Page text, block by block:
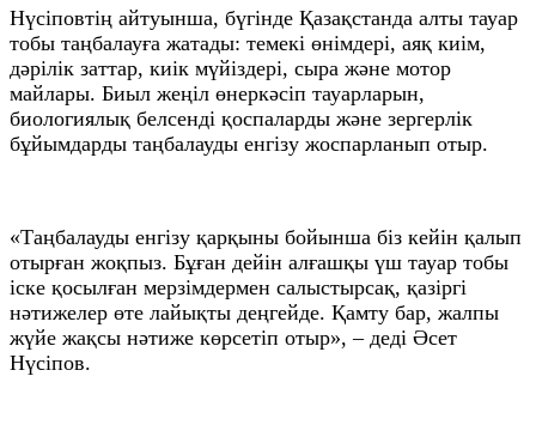
Нүсіповтің айтуынша, бүгінде Қазақстанда алты тауар
тобы таңбалауға жатады: темекі өнімдері, аяқ киім,
дәрілік заттар, киік мүйіздері, сыра және мотор
майлары. Биыл жеңіл өнеркәсіп тауарларын,
биологиялық белсенді қоспаларды және зергерлік
бұйымдарды таңбалауды енгізу жоспарланып отыр.
«Таңбалауды енгізу қарқыны бойынша біз кейін қалып
отырған жоқпыз. Бұған дейін алғашқы үш тауар тобы
іске қосылған мерзімдермен салыстырсақ, қазіргі
нәтижелер өте лайықты деңгейде. Қамту бар, жалпы
жүйе жақсы нәтиже көрсетіп отыр», – деді Әсет
Нүсіпов.